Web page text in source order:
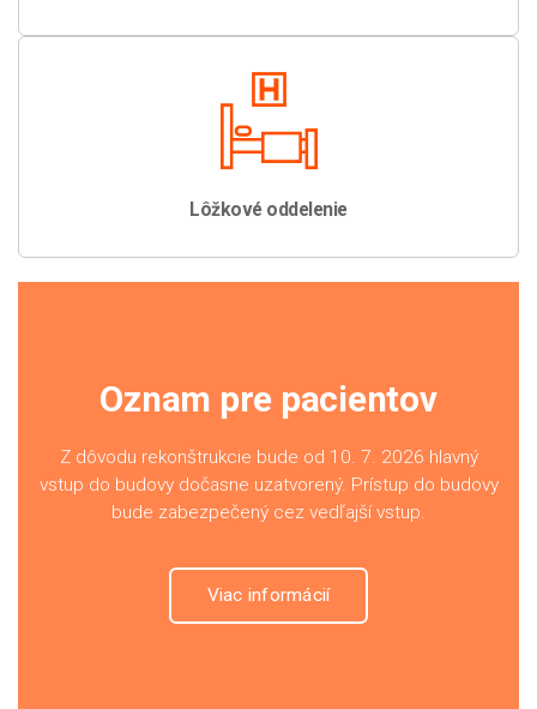
Lôžkové oddelenie
Oznam pre pacientov
Z dôvodu rekonštrukcie bude od 10. 7. 2026 hlavný
vstup do budovy dočasne uzatvorený. Prístup do budovy
bude zabezpečený cez vedľajší vstup.
Viac informácií